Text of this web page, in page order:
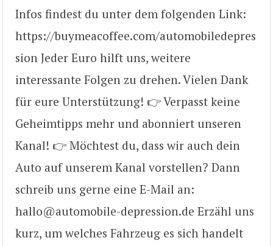
Infos findest du unter dem folgenden Link:
https://buymeacoffee.com/automobiledepres
sion Jeder Euro hilft uns, weitere
interessante Folgen zu drehen. Vielen Dank
für eure Unterstützung! 👉 Verpasst keine
Geheimtipps mehr und abonniert unseren
Kanal! 👉 Möchtest du, dass wir auch dein
Auto auf unserem Kanal vorstellen? Dann
schreib uns gerne eine E-Mail an:
hallo@automobile-depression.de Erzähl uns
kurz, um welches Fahrzeug es sich handelt